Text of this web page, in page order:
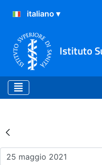
Istituto
Risultati